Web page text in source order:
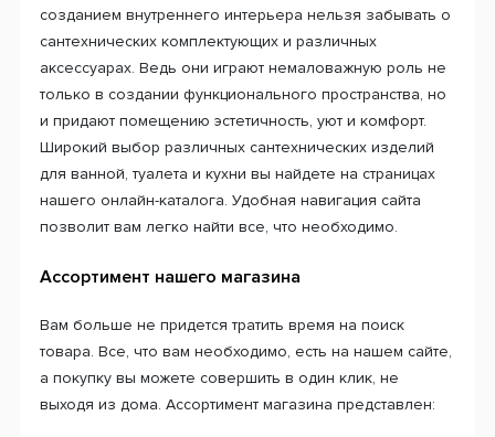
созданием внутреннего интерьера нельзя забывать о
сантехнических комплектующих и различных
аксессуарах. Ведь они играют немаловажную роль не
только в создании функционального пространства, но
и придают помещению эстетичность, уют и комфорт.
Широкий выбор различных сантехнических изделий
для ванной, туалета и кухни вы найдете на страницах
нашего онлайн-каталога. Удобная навигация сайта
позволит вам легко найти все, что необходимо.
Ассортимент нашего магазина
Вам больше не придется тратить время на поиск
товара. Все, что вам необходимо, есть на нашем сайте,
а покупку вы можете совершить в один клик, не
выходя из дома. Ассортимент магазина представлен: